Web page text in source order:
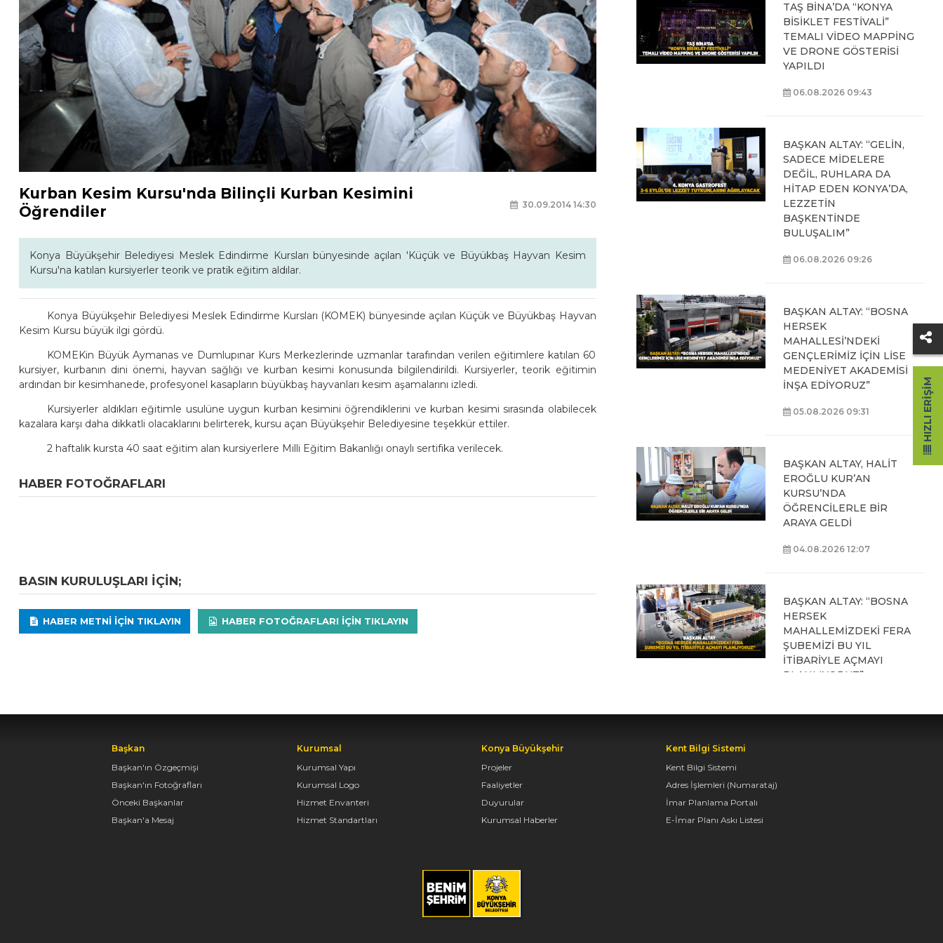
Kurban Kesim Kursu'nda Bilinçli Kurban Kesimini
Öğrendiler
30.09.2014 14:30
Konya Büyükşehir Belediyesi Meslek Edindirme Kursları bünyesinde açılan 'Küçük ve Büyükbaş Hayvan Kesim
Kursu'na katılan kursiyerler teorik ve pratik eğitim aldılar.
Konya Büyükşehir Belediyesi Meslek Edindirme Kursları (KOMEK) bünyesinde açılan Küçük ve Büyükbaş Hayvan
Kesim Kursu büyük ilgi gördü.
KOMEKin Büyük Aymanas ve Dumlupınar Kurs Merkezlerinde uzmanlar tarafından verilen eğitimlere katılan 60
kursiyer, kurbanın dini önemi, hayvan sağlığı ve kurban kesimi konusunda bilgilendirildi. Kursiyerler, teorik eğitimin
ardından bir kesimhanede, profesyonel kasapların büyükbaş hayvanları kesim aşamalarını izledi.
Kursiyerler aldıkları eğitimle usulüne uygun kurban kesimini öğrendiklerini ve kurban kesimi sırasında olabilecek
kazalara karşı daha dikkatli olacaklarını belirterek, kursu açan Büyükşehir Belediyesine teşekkür ettiler.
2 haftalık kursta 40 saat eğitim alan kursiyerlere Milli Eğitim Bakanlığı onaylı sertifika verilecek.
HABER FOTOĞRAFLARI
BASIN KURULUŞLARI IÇIN;
HABER METNI IÇIN TIKLAYIN HABER FOTOĞRAFLARI IÇIN TIKLAYIN
TAŞ BİNA’DA “KONYA
BİSİKLET FESTİVALİ”
TEMALI VİDEO MAPPİNG
VE DRONE GÖSTERİSİ
YAPILDI
06.08.2026 09:43
BAŞKAN ALTAY: “GELİN,
SADECE MİDELERE
DEĞİL, RUHLARA DA
HİTAP EDEN KONYA’DA,
LEZZETİN
BAŞKENTİNDE
BULUŞALIM”
06.08.2026 09:26
BAŞKAN ALTAY: “BOSNA
HERSEK
MAHALLESİ’NDEKİ
GENÇLERİMİZ İÇİN LİSE
MEDENİYET AKADEMİSİ
İNŞA EDİYORUZ”
05.08.2026 09:31
BAŞKAN ALTAY, HALİT
EROĞLU KUR’AN
KURSU’NDA
ÖĞRENCİLERLE BİR
ARAYA GELDİ
04.08.2026 12:07
BAŞKAN ALTAY: “BOSNA
HERSEK
MAHALLEMİZDEKİ FERA
ŞUBEMİZİ BU YIL
İTİBARİYLE AÇMAYI
PLANLIYORUZ”
Başkan
Başkan'ın Özgeçmişi
Başkan'ın Fotoğrafları
Önceki Başkanlar
Başkan'a Mesaj
Kurumsal
Kurumsal Yapı
Kurumsal Logo
Hizmet Envanteri
Hizmet Standartları
Konya Büyükşehir
Projeler
Faaliyetler
Duyurular
Kurumsal Haberler
Kent Bilgi Sistemi
Kent Bilgi Sistemi
Adres İşlemleri (Numarataj)
İmar Planlama Portalı
E-İmar Planı Askı Listesi
HIZLI ERIŞIM